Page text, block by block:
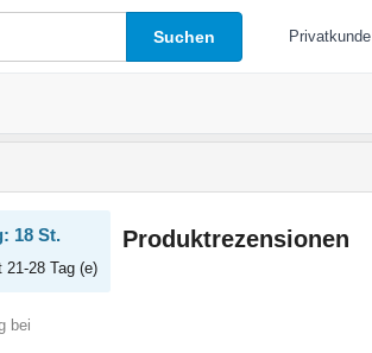
Suchen Privatkunde
18 St.
28 Tag (e)
bei
Produktrezensionen